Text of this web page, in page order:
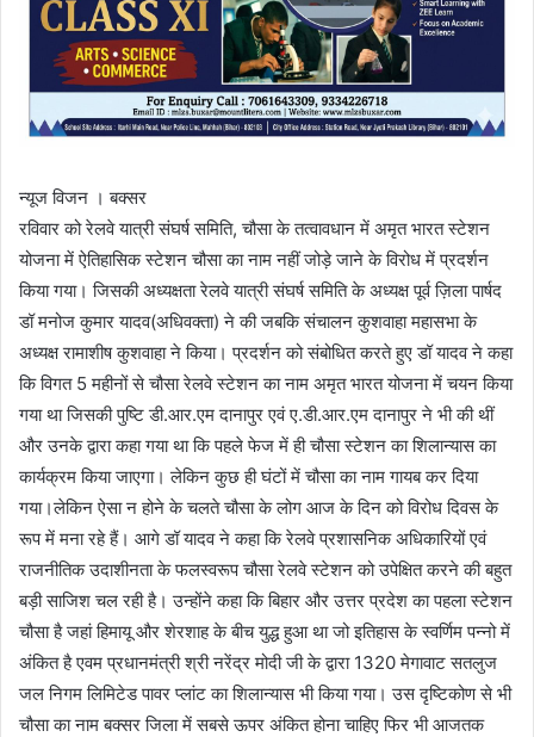
न्यूज विजन । बक्सर
रविवार को रेलवे यात्री संघर्ष समिति, चौसा के तत्वावधान में अमृत भारत स्टेशन
योजना में ऐतिहासिक स्टेशन चौसा का नाम नहीं जोड़े जाने के विरोध में प्रदर्शन
किया गया। जिसकी अध्यक्षता रेलवे यात्री संघर्ष समिति के अध्यक्ष पूर्व ज़िला पार्षद
डॉ मनोज कुमार यादव(अधिवक्ता) ने की जबकि संचालन कुशवाहा महासभा के
अध्यक्ष रामाशीष कुशवाहा ने किया। प्रदर्शन को संबोधित करते हुए डॉ यादव ने कहा
कि विगत 5 महीनों से चौसा रेलवे स्टेशन का नाम अमृत भारत योजना में चयन किया
गया था जिसकी पुष्टि डी.आर.एम दानापुर एवं ए.डी.आर.एम दानापुर ने भी की थीं
और उनके द्वारा कहा गया था कि पहले फेज में ही चौसा स्टेशन का शिलान्यास का
कार्यक्रम किया जाएगा। लेकिन कुछ ही घंटों में चौसा का नाम गायब कर दिया
गया।लेकिन ऐसा न होने के चलते चौसा के लोग आज के दिन को विरोध दिवस के
रूप में मना रहे हैं। आगे डॉ यादव ने कहा कि रेलवे प्रशासनिक अधिकारियों एवं
राजनीतिक उदाशीनता के फलस्वरूप चौसा रेलवे स्टेशन को उपेक्षित करने की बहुत
बड़ी साजिश चल रही है। उन्होंने कहा कि बिहार और उत्तर प्रदेश का पहला स्टेशन
चौसा है जहां हिमायू और शेरशाह के बीच युद्ध हुआ था जो इतिहास के स्वर्णिम पन्नो में
अंकित है एवम प्रधानमंत्री श्री नरेंद्र मोदी जी के द्वारा 1320 मेगावाट सतलुज
जल निगम लिमिटेड पावर प्लांट का शिलान्यास भी किया गया। उस दृष्टिकोण से भी
चौसा का नाम बक्सर जिला में सबसे ऊपर अंकित होना चाहिए फिर भी आजतक